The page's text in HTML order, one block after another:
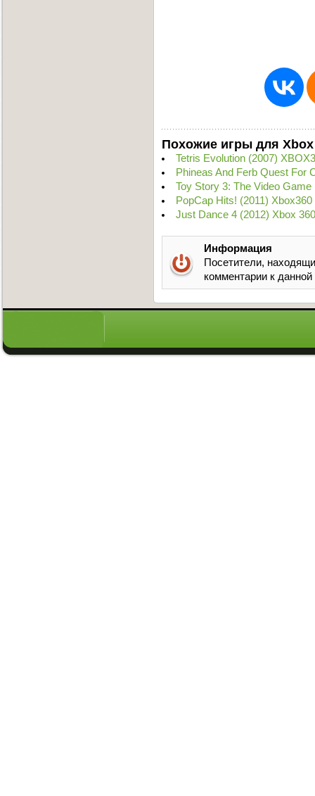
Похожие игры для Xbox
Tetris Evolution (2007)
Phineas And Ferb Quest For
Toy Story 3: The Video
PopCap Hits! (2011) Xbox360
Just Dance 4 (2012) Xbox
Информация
Посетители,
комментарии к